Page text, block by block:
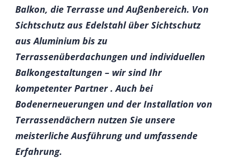
Balkon, die Terrasse und Außenbereich. Von
Sichtschutz aus Edelstahl über Sichtschutz
aus Aluminium bis zu
Terrassenüberdachungen und individuellen
Balkongestaltungen – wir sind Ihr
kompetenter Partner . Auch bei
Bodenerneuerungen und der Installation von
Terrassendächern nutzen Sie unsere
meisterliche Ausführung und umfassende
Erfahrung.